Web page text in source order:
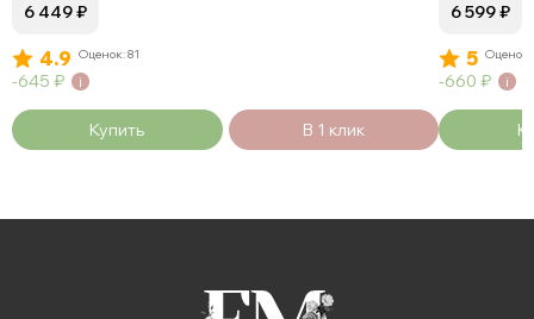
6 449₽
4.9 Оценок: 81
645 ₽
Купить В 1 клик
6 599₽
5 Оценок:
660 ₽